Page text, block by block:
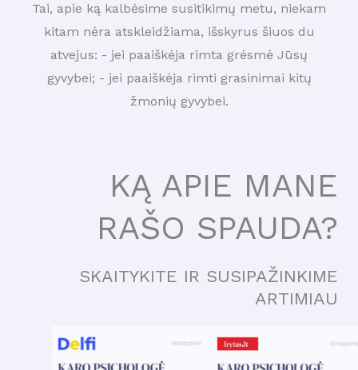
Tai, apie ką kalbėsime susitikimų metu, niekam
kitam nėra atskleidžiama, išskyrus šiuos du
atvejus: - jei paaiškėja rimta grėsmė Jūsų
gyvybei; - jei paaiškėja rimti grasinimai kitų
žmonių gyvybei.
KĄ APIE MANE
RAŠO SPAUDA?
SKAITYKITE IR SUSIPAŽINKIME
ARTIMIAU